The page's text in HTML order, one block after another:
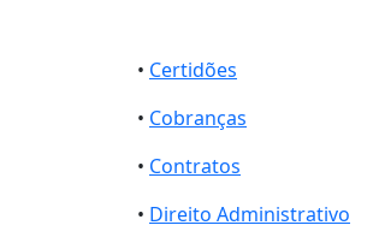
• Certidões
• Cobranças
• Contratos
• Direito Administrativo